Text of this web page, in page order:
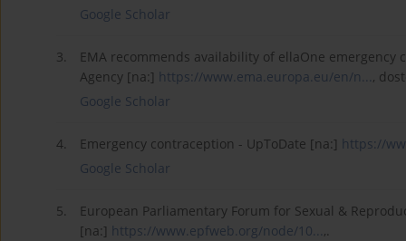
Google Scholar
3.
EMA recommends availability of ellaOne
Agency [na:] https://www.ema.europa.eu/en/n...,
Google Scholar
4. Emergency contraception - UpToDate [na:] https://
Google Scholar
5.
European Parliamentary Forum for Sexual &
[na:] https://www.epfweb.org/node/10...,.